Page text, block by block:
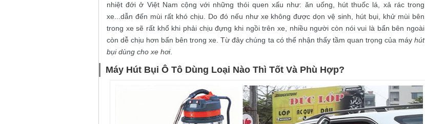
nhiệt đới ở Việt Nam cộng với những thói quen xấu như: ăn uống, hút thuốc lá, xả rác trong
xe...dẫn đến mùi rất khó chịu. Do đó nếu như xe không được dọn vệ sinh, hút bụi, khử mùi bên
trong xe sẽ rất khổ khi phải chịu đựng khi ngồi trên xe, nhiều người còn nói vui là bẩn bên ngoài
còn dễ chịu hơn bẩn bên trong xe. Từ đây chúng ta có thể nhận thấy tầm quan trọng của máy hút
bụi dùng cho xe hơi.
Máy Hút Bụi Ô Tô Dùng Loại Nào Thì Tốt Và Phù Hợp?